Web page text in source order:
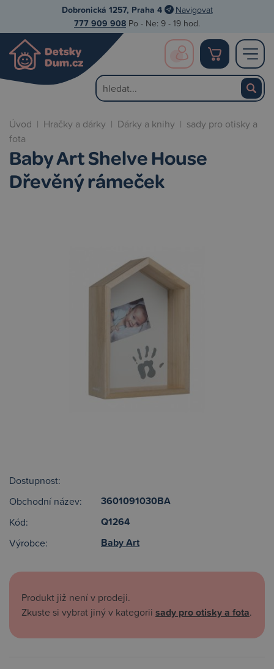
Dobronická 1257, Praha 4 Navigovat
777 909 908 Po - Ne: 9 - 19 hod.
Úvod | Hračky a dárky | Dárky a knihy | sady pro otisky a
fota
Baby Art Shelve House
Dřevěný rámeček
Dostupnost:
Obchodní název:
3601091030BA
Kód: Q1264
Výrobce: Baby Art
Produkt již není v prodeji.
Zkuste si vybrat jiný v kategorii sady pro otisky a fota.